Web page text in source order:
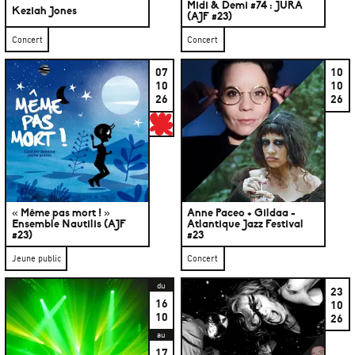
Keziah Jones
Concert
Midi & Demi #74 : JÜRA
(AJF #23)
Concert
« Même pas mort ! »
Ensemble Nautilis (AJF
#23)
07
10
26
Jeune Public
Jeune public
Anne Paceo + Gildaa -
Atlantique Jazz Festival
#23
10
10
26
Concert
du
16
10
au
23
10
26